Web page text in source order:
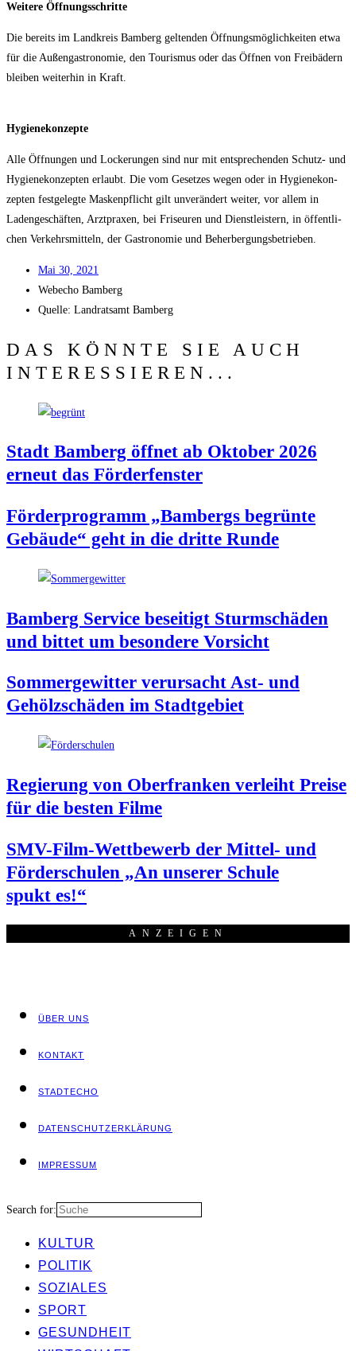
Wei­te­re Öffnungsschritte
Die bereits im Land­kreis Bam­berg gel­ten­den Öff­nungs­mög­lich­kei­ten etwa
für die Außen­gas­tro­no­mie, den Tou­ris­mus oder das Öff­nen von Frei­bä­dern
blei­ben wei­ter­hin in Kraft.
Hygie­ne­kon­zep­te
Alle Öff­nun­gen und Locke­run­gen sind nur mit ent­spre­chen­den Schutz- und
Hygie­ne­kon­zep­ten erlaubt. Die vom Geset­zes wegen oder in Hygie­ne­kon­
zep­ten fest­ge­leg­te Mas­ken­pflicht gilt unver­än­dert wei­ter, vor allem in
Laden­ge­schäf­ten, Arzt­pra­xen, bei Fri­seu­ren und Dienst­leis­tern, in öffent­li­
chen Ver­kehrs­mit­teln, der Gas­tro­no­mie und Beherbergungsbetrieben.
Mai 30, 2021
Web­echo Bamberg
Quel­le: Land­rats­amt Bamberg
DAS KÖNNTE SIE AUCH
INTERESSIEREN...
Stadt Bam­berg öff­net ab Okto­ber 2026
erneut das Förderfenster
För­der­pro­gramm „Bam­bergs begrün­te
Gebäu­de“ geht in die drit­te Runde
Bam­berg Ser­vice besei­tigt Sturm­schä­den
und bit­tet um beson­de­re Vorsicht
Som­mer­ge­wit­ter ver­ur­sacht Ast- und
Gehölz­schä­den im Stadtgebiet
Regie­rung von Ober­fran­ken ver­leiht Prei­se
für die bes­ten Filme
SMV-Film-Wett­be­werb der Mit­tel- und
För­der­schu­len „An unse­rer Schu­le
spukt es!“
ANZEI­GEN
ÜBER UNS
KON­TAKT
STADT­ECHO
DATEN­SCHUTZ­ER­KLÄ­RUNG
IMPRES­SUM
Search for:
KUL­TUR
POLI­TIK
SOZIA­LES
SPORT
GESUND­HEIT